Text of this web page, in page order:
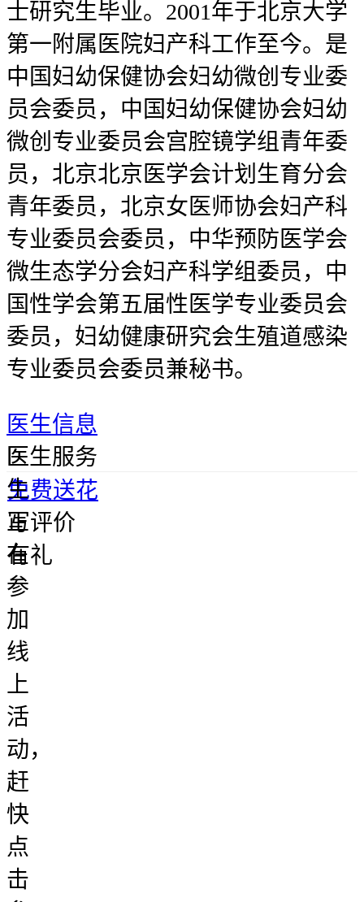
士研究生毕业。2001年于北京大学
第一附属医院妇产科工作至今。是
中国妇幼保健协会妇幼微创专业委
员会委员，中国妇幼保健协会妇幼
微创专业委员会宫腔镜学组青年委
员，北京北京医学会计划生育分会
青年委员，北京女医师协会妇产科
专业委员会委员，中华预防医学会
微生态学分会妇产科学组委员，中
国性学会第五届性医学专业委员会
委员，妇幼健康研究会生殖道感染
专业委员会委员兼秘书。
医生信息
医
生
正
在
参
加
线
上
活
动，
赶
快
点
击
医生服务
免费送花
写评价
有礼